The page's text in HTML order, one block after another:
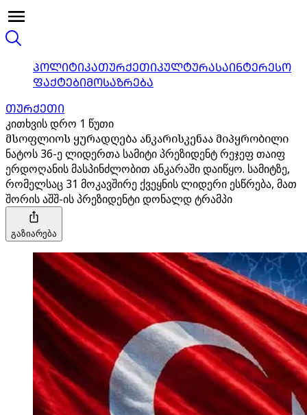
ᲞᲝᲚᲘᲢᲘᲙᲐᲗᲣᲠᲥᲔᲗᲘᲙᲣᲚᲢᲣᲠᲐᲡᲐᲘᲜᲢᲔᲠᲔᲡᲝ
ᲤᲐᲥᲢᲔᲑᲘᲛᲝᲡᲐᲖᲠᲔᲑᲐ
ᲗᲣᲠᲥᲔᲗᲘ
კითხვის დრო 1 წუთი
მსოფლიოს ყურადღება ანკარისკენაა მიპყრობილი
ნატოს 36-ე ლიდერთა სამიტი პრეზიდენტ რეჯეფ თაიფ
ერდოღანის მასპინძლობით ანკარაში დაიწყო. სამიტზე,
რომელსაც 31 მოკავშირე ქვეყნის ლიდერი ესწრება, მათ
შორის აშშ-ის პრეზიდენტი დონალდ ტრამპი
გაზიარება